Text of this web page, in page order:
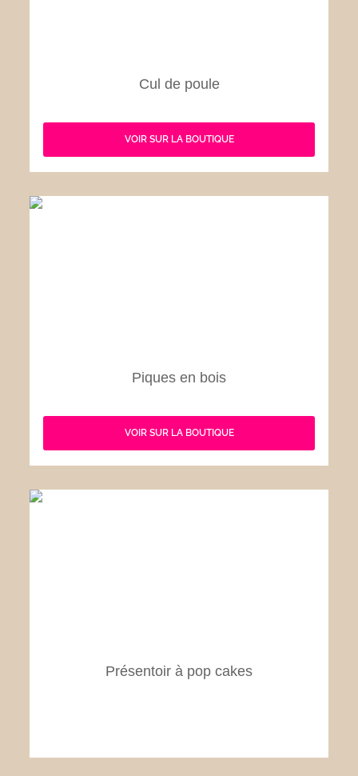
Cul de poule
VOIR SUR LA BOUTIQUE
Piques en bois
VOIR SUR LA BOUTIQUE
Présentoir à pop cakes